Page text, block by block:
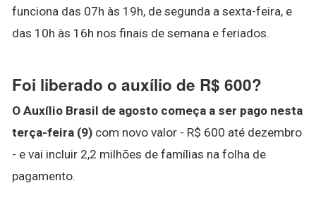
funciona das 07h às 19h, de segunda a sexta-feira, e
das 10h às 16h nos finais de semana e feriados.
Foi liberado o auxílio de R$ 600?
O Auxílio Brasil de agosto começa a ser pago nesta
terça-feira (9) com novo valor - R$ 600 até dezembro
- e vai incluir 2,2 milhões de famílias na folha de
pagamento.